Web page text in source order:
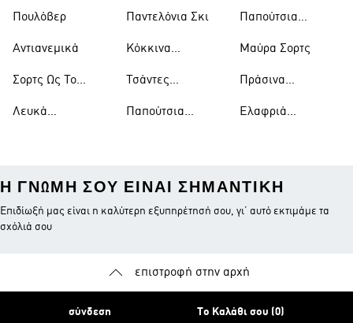
Πουλόβερ
Αντιανεμικά
Σορτς Ως Το
Λευκά
Παντελόνια Σκι
Κόκκινα
Τσάντες
Παπούτσια
Παπούτσια
Μαύρα Σορτς
Πράσινα
Ελαφριά
Η ΓΝΏΜΗ ΣΟΥ ΕΊΝΑΙ ΣΗΜΑΝΤΙΚΉ
Επιδίωξή μας είναι η καλύτερη εξυπηρέτησή σου, γι’ αυτό εκτιμάμε τα
σχόλιά σου
επιστροφή στην αρχή
σύνδεση Το Καλάθι σου (0)